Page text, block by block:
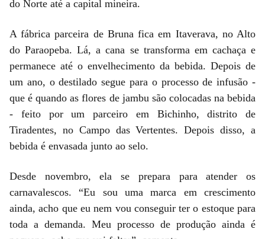
do Norte até a capital mineira.
A fábrica parceira de Bruna fica em Itaverava, no Alto
do Paraopeba. Lá, a cana se transforma em cachaça e
permanece até o envelhecimento da bebida. Depois de
um ano, o destilado segue para o processo de infusão -
que é quando as flores de jambu são colocadas na bebida
- feito por um parceiro em Bichinho, distrito de
Tiradentes, no Campo das Vertentes. Depois disso, a
bebida é envasada junto ao selo.
Desde novembro, ela se prepara para atender os
carnavalescos. “Eu sou uma marca em crescimento
ainda, acho que eu nem vou conseguir ter o estoque para
toda a demanda. Meu processo de produção ainda é